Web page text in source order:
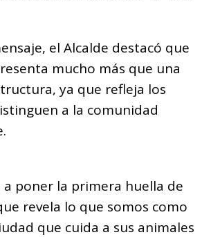
el Alcalde destacó que
mucho más que una
ya que refleja los
a la comunidad
a poner la primera huella de
revela lo que somos como
que cuida a sus animales